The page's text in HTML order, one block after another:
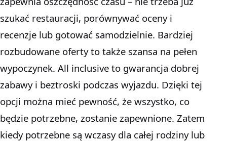
szukać restauracji, porównywać oceny i
recenzje lub gotować samodzielnie. Bardziej
rozbudowane oferty to także szansa na pełen
wypoczynek. All inclusive to gwarancja dobrej
zabawy i beztroski podczas wyjazdu. Dzięki tej
opcji można mieć pewność, że wszystko, co
będzie potrzebne, zostanie zapewnione. Zatem
kiedy potrzebne są wczasy dla całej rodziny lub